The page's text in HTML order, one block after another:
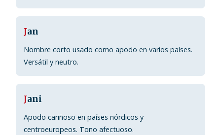
Jan
Nombre corto usado como apodo en varios países.
Versátil y neutro.
Jani
Apodo cariñoso en países nórdicos y
centroeuropeos. Tono afectuoso.